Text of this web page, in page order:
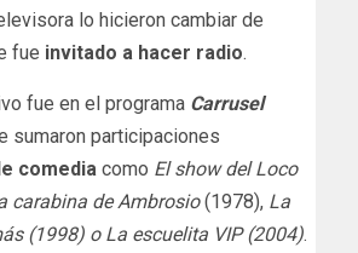
lo hicieron cambiar de
fue invitado a hacer radio.
fue en el programa Carrusel
sumaron participaciones
comedia como El show del Loco
carabina de Ambrosio(1978), La
(1998) o La escuelita VIP (2004).